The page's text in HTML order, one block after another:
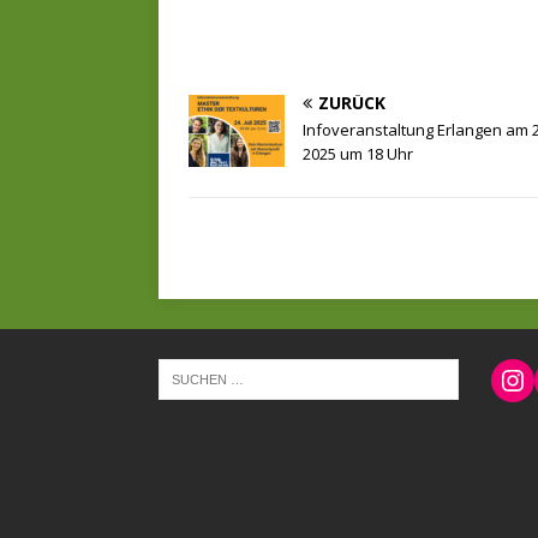
ZURÜCK
Infoveranstaltung Erlangen am
2025 um 18 Uhr